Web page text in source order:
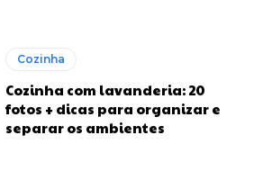
Cozinha
Cozinha com lavanderia: 20
fotos + dicas para organizar e
separar os ambientes